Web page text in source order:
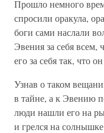
Прошло немного
спросили оракула,
боги сами наслали
Эвения за себя всем,
его за себя так, что
Узнав о таком
в тайне, а к Эвению
люди нашли его на
и грелся на